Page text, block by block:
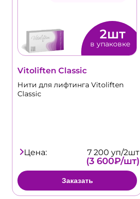
2шт
в упаковке
Vitoliften Classic
Нити для лифтинга Vitoliften
Classic
Цена: 7 200 уп/2шт
(3 600₽/шт)
Заказать